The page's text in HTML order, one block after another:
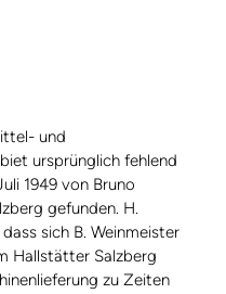
und
ursprünglich fehlend
1949 von Bruno
gefunden. H.
sich B. Weinmeister
Hallstätter Salzberg
zu Zeiten